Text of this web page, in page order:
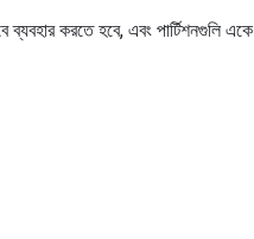
করতে হবে, এবং পার্টিশনগুলি একে